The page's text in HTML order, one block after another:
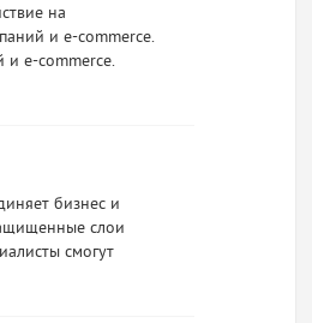
на
и e-commerce.
и e-commerce.
бизнес и
слои
смогут